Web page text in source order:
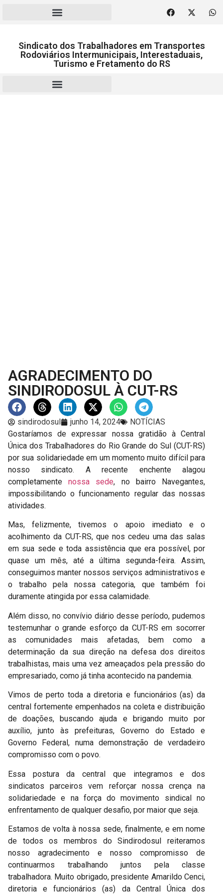
Sindicato dos Trabalhadores em Transportes
Rodoviários Intermunicipais, Interestaduais,
Turismo e Fretamento do RS
AGRADECIMENTO DO
SINDIRODOSUL À CUT-RS
sindirodosul junho 14, 2024
NOTÍCIAS
Gostaríamos de expressar nossa gratidão à Central
Única dos Trabalhadores do Rio Grande do Sul (CUT-RS)
por sua solidariedade em um momento muito difícil para
nosso sindicato. A recente enchente alagou
completamentenossa sede, no bairro Navegantes,
impossibilitando o funcionamento regular das nossas
atividades.
Mas, felizmente, tivemos o apoio imediato e o
acolhimento da CUT-RS, que nos cedeu uma das salas
em sua sede e toda assistência que era possível, por
quase um mês, até a última segunda-feira. Assim,
conseguimos manter nossos serviços administrativos e
o trabalho pela nossa categoria, que também foi
duramente atingida por essa calamidade.
Além disso, no convívio diário desse período, pudemos
testemunhar o grande esforço da CUT-RS em socorrer
as comunidades mais afetadas, bem como a
determinação da sua direção na defesa dos direitos
trabalhistas, mais uma vez ameaçados pela pressão do
empresariado, como já tinha acontecido na pandemia.
Vimos de perto toda a diretoria e funcionários (as) da
central fortemente empenhados na coleta e distribuição
de doações, buscando ajuda e brigando muito por
auxílio, junto às prefeituras, Governo do Estado e
Governo Federal, numa demonstração de verdadeiro
compromisso com o povo.
Essa postura da central que integramos e dos
sindicatos parceiros vem reforçar nossa crença na
solidariedade e na força do movimento sindical no
enfrentamento de qualquer desafio, por maior que seja.
Estamos de volta à nossa sede, finalmente, e em nome
de todos os membros do Sindirodosul reiteramos
nosso agradecimento e nosso compromisso de
continuarmos trabalhando juntos pela classe
trabalhadora. Muito obrigado, presidente Amarildo Cenci,
diretoria e funcionários (as) da Central Única dos